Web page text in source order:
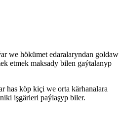
we hökümet edaralaryndan goldaw
etmek maksady bilen gaýtalanyp
has köp kiçi we orta kärhanalara
işgärleri paýlaşyp biler.